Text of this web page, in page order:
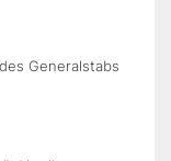
Generalstabs